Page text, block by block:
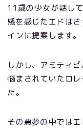
11歳の少女が話し
感を感じたエドは
インに提案します。
しかし、アミティ
悩まされていたロ
た。
その悪夢の中では